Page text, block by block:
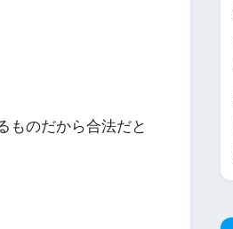
ものだから合法だと